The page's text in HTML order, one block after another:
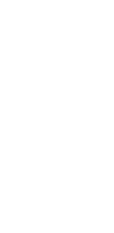
Informiamo i